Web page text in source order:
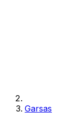
Garsas